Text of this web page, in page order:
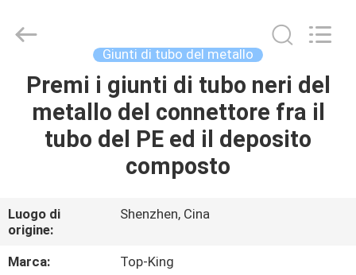
CASA.
PRODOTTI
DI
NOI
Jingji
Technology
Reserved.
Giunti di tubo del metallo
Premi i giunti di tubo neri del
metallo del connettore fra il
tubo del PE ed il deposito
composto
Luogo di
origine:
Shenzhen, Cina
Marca:
Top-King